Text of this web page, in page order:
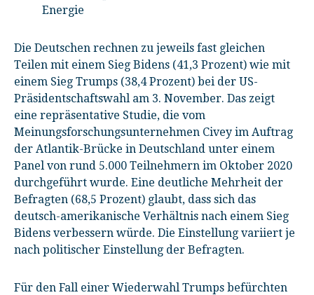
Energie
Die Deutschen rechnen zu jeweils fast gleichen
Teilen mit einem Sieg Bidens (41,3 Prozent) wie mit
einem Sieg Trumps (38,4 Prozent) bei der US-
Präsidentschaftswahl am 3. November. Das zeigt
eine repräsentative Studie, die vom
Meinungsforschungsunternehmen Civey im Auftrag
der Atlantik-Brücke in Deutschland unter einem
Panel von rund 5.000 Teilnehmern im Oktober 2020
durchgeführt wurde. Eine deutliche Mehrheit der
Befragten (68,5 Prozent) glaubt, dass sich das
deutsch-amerikanische Verhältnis nach einem Sieg
Bidens verbessern würde. Die Einstellung variiert je
nach politischer Einstellung der Befragten.
Für den Fall einer Wiederwahl Trumps befürchten